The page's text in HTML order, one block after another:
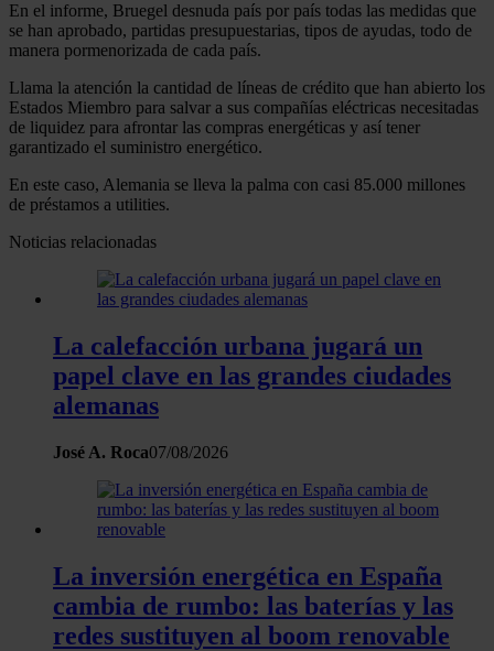
En el informe, Bruegel desnuda país por país todas las medidas que
se han aprobado, partidas presupuestarias, tipos de ayudas, todo de
manera pormenorizada de cada país.
Llama la atención la cantidad de líneas de crédito que han abierto los
Estados Miembro para salvar a sus compañías eléctricas necesitadas
de liquidez para afrontar las compras energéticas y así tener
garantizado el suministro energético.
En este caso, Alemania se lleva la palma con casi 85.000 millones
de préstamos a utilities.
Noticias relacionadas
La calefacción urbana jugará un
papel clave en las grandes ciudades
alemanas
José A. Roca07/08/2026
La inversión energética en España
cambia de rumbo: las baterías y las
redes sustituyen al boom renovable